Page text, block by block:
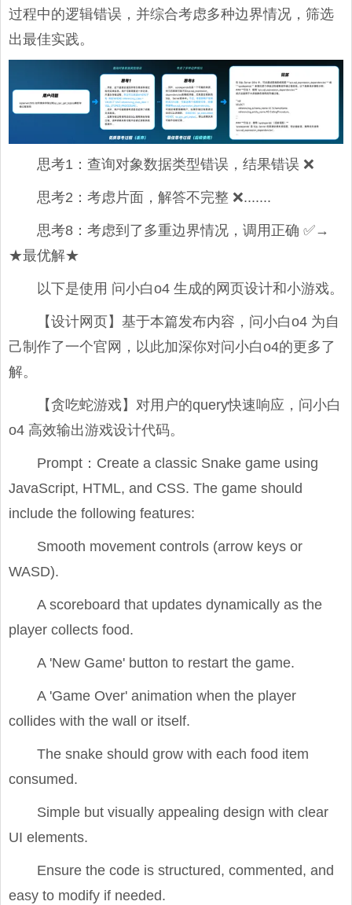
过程中的逻辑错误，并综合考虑多种边界情况，筛选
出最佳实践。
思考1：查询对象数据类型错误，结果错误 ❌
思考2：考虑片面，解答不完整 ❌.......
思考8：考虑到了多重边界情况，调用正确 ✅→
★最优解★
以下是使用 问小白o4 生成的网页设计和小游戏。
【设计网页】基于本篇发布内容，问小白o4 为自
己制作了一个官网，以此加深你对问小白o4的更多了
解。
【贪吃蛇游戏】对用户的query快速响应，问小白
o4 高效输出游戏设计代码。
Prompt：Create a classic Snake game using
JavaScript, HTML, and CSS. The game should
include the following features:
Smooth movement controls (arrow keys or
WASD).
A scoreboard that updates dynamically as the
player collects food.
A 'New Game' button to restart the game.
A 'Game Over' animation when the player
collides with the wall or itself.
The snake should grow with each food item
consumed.
Simple but visually appealing design with clear
UI elements.
Ensure the code is structured, commented, and
easy to modify if needed.